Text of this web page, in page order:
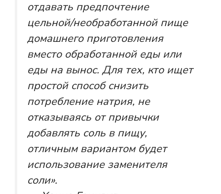
отдавать предпочтение
цельной/необработанной пище
домашнего приготовления
вместо обработанной еды или
еды на вынос. Для тех, кто ищет
простой способ снизить
потребление натрия, не
отказываясь от привычки
добавлять соль в пищу,
отличным вариантом будет
использование заменителя
соли».